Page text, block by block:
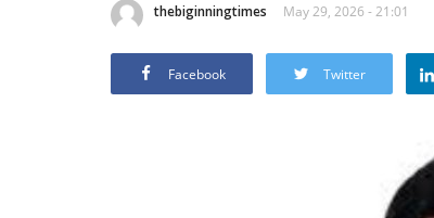
thebiginningtimes May 29, 2026 - 21:01
Facebook Twitter